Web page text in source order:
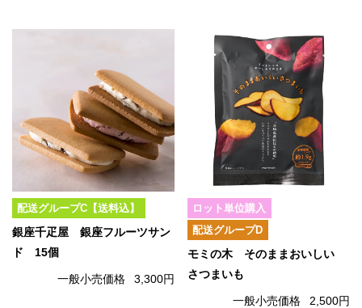
配送グループC【送料込】
銀座千疋屋 銀座フルーツサン
ド 15個
一般小売価格 3,300円
ロット単位購入
配送グループD
モミの木 そのままおいしい
さつまいも
一般小売価格 2,500円